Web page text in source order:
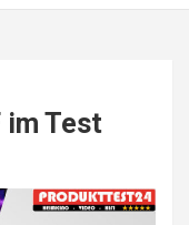
im Test